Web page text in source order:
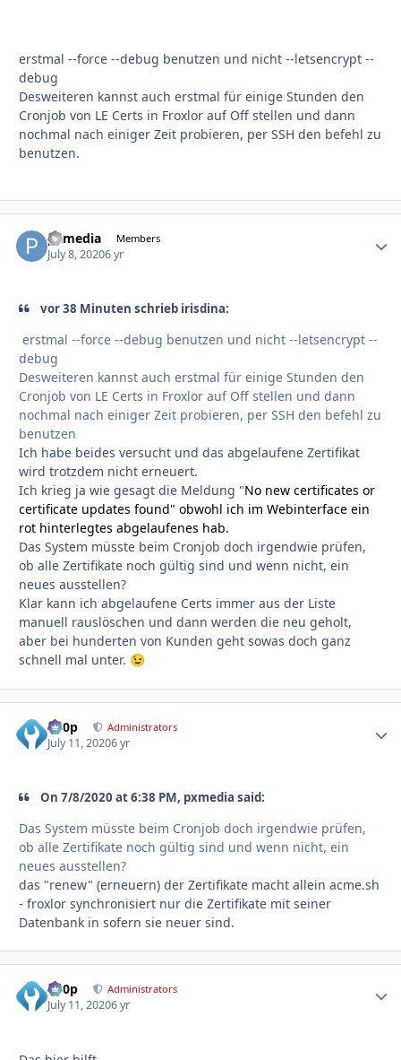
erstmal --force --debug benutzen und nicht --letsencrypt --
debug
Desweiteren kannst auch erstmal für einige Stunden den
Cronjob von LE Certs in Froxlor auf Off stellen und dann
nochmal nach einiger Zeit probieren, per SSH den befehl zu
benutzen.
pxmedia Members
July 8, 20206 yr
vor 38 Minuten schrieb irisdina:
erstmal --force --debug benutzen und nicht --letsencrypt --
debug
Desweiteren kannst auch erstmal für einige Stunden den
Cronjob von LE Certs in Froxlor auf Off stellen und dann
nochmal nach einiger Zeit probieren, per SSH den befehl zu
benutzen
Ich habe beides versucht und das abgelaufene Zertifikat
wird trotzdem nicht erneuert.
Ich krieg ja wie gesagt die Meldung "No new certificates or
certificate updates found" obwohl ich im Webinterface ein
rot hinterlegtes abgelaufenes hab.
Das System müsste beim Cronjob doch irgendwie prüfen,
ob alle Zertifikate noch gültig sind und wenn nicht, ein
neues ausstellen?
Klar kann ich abgelaufene Certs immer aus der Liste
manuell rauslöschen und dann werden die neu geholt,
aber bei hunderten von Kunden geht sowas doch ganz
schnell mal unter. 😉
d00p Administrators
July 11, 20206 yr
On 7/8/2020 at 6:38 PM, pxmedia said:
Das System müsste beim Cronjob doch irgendwie prüfen,
ob alle Zertifikate noch gültig sind und wenn nicht, ein
neues ausstellen?
das "renew" (erneuern) der Zertifikate macht allein acme.sh
- froxlor synchronisiert nur die Zertifikate mit seiner
Datenbank in sofern sie neuer sind.
d00p Administrators
July 11, 20206 yr